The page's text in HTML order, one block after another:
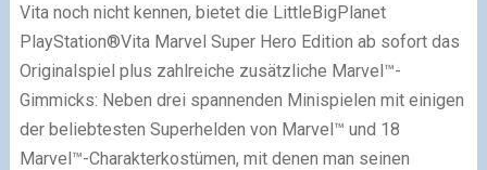
Vita noch nicht kennen, bietet die LittleBigPlanet
PlayStation®Vita Marvel Super Hero Edition ab sofort das
Originalspiel plus zahlreiche zusätzliche Marvel™-
Gimmicks: Neben drei spannenden Minispielen mit einigen
der beliebtesten Superhelden von Marvel™ und 18
Marvel™-Charakterkostümen, mit denen man seinen